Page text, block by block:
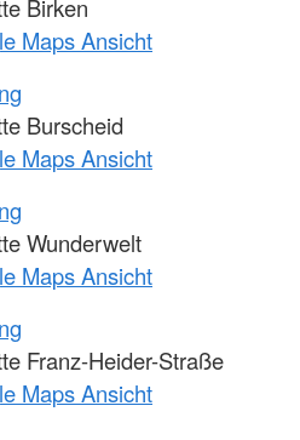
Birken
Maps Ansicht
Burscheid
Maps Ansicht
Wunderwelt
Maps Ansicht
Franz-Heider-Straße
Maps Ansicht